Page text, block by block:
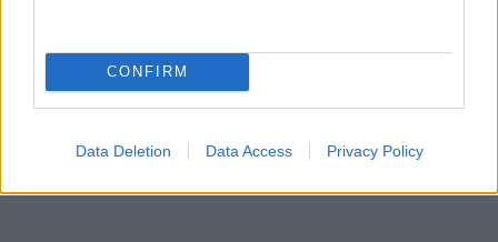
CONFIRM
Data Deletion Data Access Privacy Policy